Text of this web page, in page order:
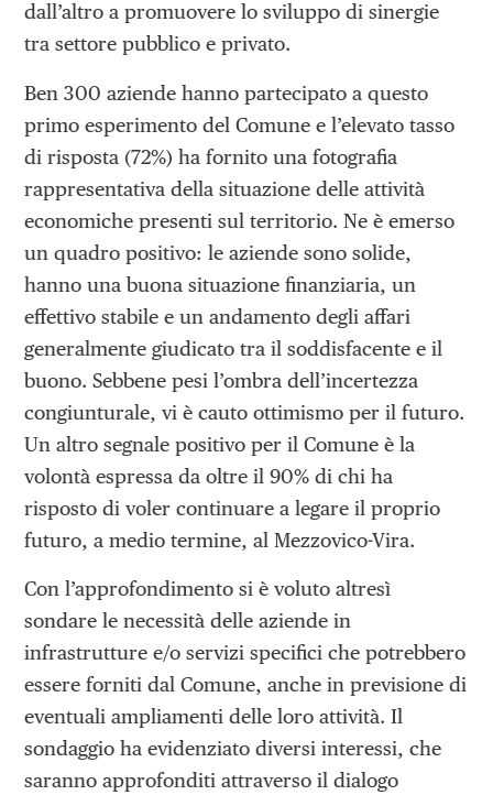
dall’altro a promuovere lo sviluppo di sinergie
tra settore pubblico e privato.
Ben 300 aziende hanno partecipato a questo
primo esperimento del Comune e l’elevato tasso
di risposta (72%) ha fornito una fotografia
rappresentativa della situazione delle attività
economiche presenti sul territorio. Ne è emerso
un quadro positivo: le aziende sono solide,
hanno una buona situazione finanziaria, un
effettivo stabile e un andamento degli affari
generalmente giudicato tra il soddisfacente e il
buono. Sebbene pesi l’ombra dell’incertezza
congiunturale, vi è cauto ottimismo per il futuro.
Un altro segnale positivo per il Comune è la
volontà espressa da oltre il 90% di chi ha
risposto di voler continuare a legare il proprio
futuro, a medio termine, al Mezzovico-Vira.
Con l’approfondimento si è voluto altresì
sondare le necessità delle aziende in
infrastrutture e/o servizi specifici che potrebbero
essere forniti dal Comune, anche in previsione di
eventuali ampliamenti delle loro attività. Il
sondaggio ha evidenziato diversi interessi, che
saranno approfonditi attraverso il dialogo